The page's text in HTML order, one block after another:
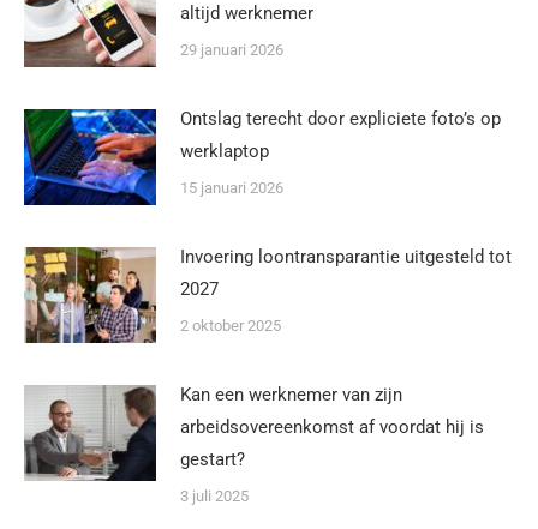
altijd werknemer
29 januari 2026
Ontslag terecht door expliciete foto’s op
werklaptop
15 januari 2026
Invoering loontransparantie uitgesteld tot
2027
2 oktober 2025
Kan een werknemer van zijn
arbeidsovereenkomst af voordat hij is
gestart?
3 juli 2025